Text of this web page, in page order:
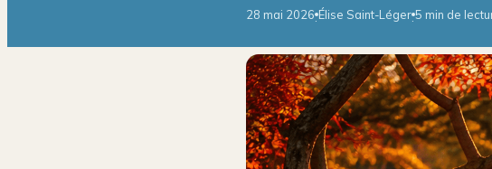
28 mai 2026·Élise Saint-Léger·5 min de